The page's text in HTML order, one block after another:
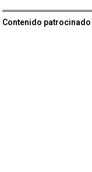
Contenido patrocinado